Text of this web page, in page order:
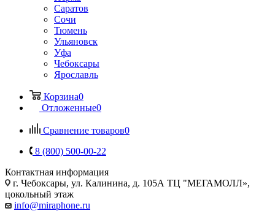
Саратов
Сочи
Тюмень
Ульяновск
Уфа
Чебоксары
Ярославль
Корзина0
Отложенные0
Сравнение товаров0
8 (800) 500-00-22
Контактная информация
г. Чебоксары, ул. Калинина, д. 105А ТЦ "МЕГАМОЛЛ»,
цокольный этаж
info@miraphone.ru